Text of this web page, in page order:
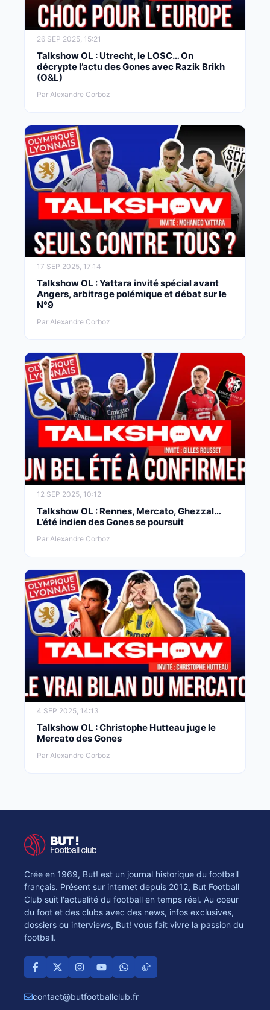
26 SEP 2025, 15:21
Talkshow OL : Utrecht, le LOSC… On
décrypte l’actu des Gones avec Razik Brikh
(O&L)
Par Alexandre Corboz
17 SEP 2025, 17:14
Talkshow OL : Yattara invité spécial avant
Angers, arbitrage polémique et débat sur le
N°9
Par Alexandre Corboz
12 SEP 2025, 10:12
Talkshow OL : Rennes, Mercato, Ghezzal…
L’été indien des Gones se poursuit
Par Alexandre Corboz
4 SEP 2025, 14:13
Talkshow OL : Christophe Hutteau juge le
Mercato des Gones
Par Alexandre Corboz
Crée en 1969, But! est un journal historique du football
français. Présent sur internet depuis 2012, But Football
Club suit l'actualité du football en temps réel. Au coeur
du foot et des clubs avec des news, infos exclusives,
dossiers ou interviews, But! vous fait vivre la passion du
football.
contact@butfootballclub.fr